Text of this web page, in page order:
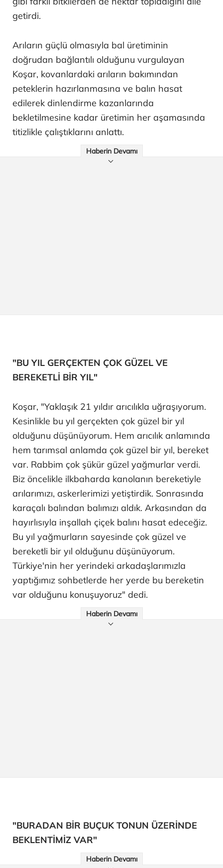
getirdi.
Arıların güçlü olmasıyla bal üretiminin
doğrudan bağlantılı olduğunu vurgulayan
Koşar, kovanlardaki arıların bakımından
peteklerin hazırlanmasına ve balın hasat
edilerek dinlendirme kazanlarında
bekletilmesine kadar üretimin her aşamasında
titizlikle çalıştıklarını anlattı.
Haberin Devamı
"BU YIL GERÇEKTEN ÇOK GÜZEL VE
BEREKETLİ BİR YIL"
Koşar, "Yaklaşık 21 yıldır arıcılıkla uğraşıyorum.
Kesinlikle bu yıl gerçekten çok güzel bir yıl
olduğunu düşünüyorum. Hem arıcılık anlamında
hem tarımsal anlamda çok güzel bir yıl, bereket
var. Rabbim çok şükür güzel yağmurlar verdi.
Biz öncelikle ilkbaharda kanolanın bereketiyle
arılarımızı, askerlerimizi yetiştirdik. Sonrasında
karaçalı balından balımızı aldık. Arkasından da
hayırlısıyla inşallah çiçek balını hasat edeceğiz.
Bu yıl yağmurların sayesinde çok güzel ve
bereketli bir yıl olduğunu düşünüyorum.
Türkiye'nin her yerindeki arkadaşlarımızla
yaptığımız sohbetlerde her yerde bu bereketin
var olduğunu konuşuyoruz" dedi.
Haberin Devamı
"BURADAN BİR BUÇUK TONUN ÜZERİNDE
BEKLENTİMİZ VAR"
Haberin Devamı